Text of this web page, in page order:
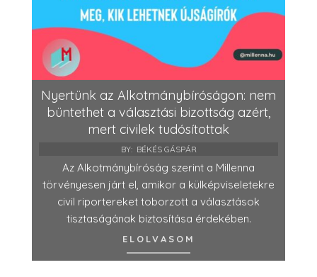
Nyertünk az Alkotmánybíróságon: nem
büntethet a választási bizottság azért,
mert civilek tudósítottak
BY: BÉKÉS GÁSPÁR
Az Alkotmánybíróság szerint a Millenna
törvényesen járt el, amikor a külképviseletekre
civil riportereket toborzott a választások
tisztaságának biztosítása érdekében.
ELOLVASOM